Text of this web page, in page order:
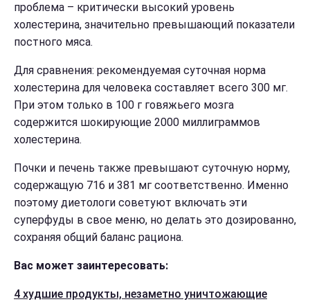
проблема – критически высокий уровень
холестерина, значительно превышающий показатели
постного мяса.
Для сравнения: рекомендуемая суточная норма
холестерина для человека составляет всего 300 мг.
При этом только в 100 г говяжьего мозга
содержится шокирующие 2000 миллиграммов
холестерина.
Почки и печень также превышают суточную норму,
содержащую 716 и 381 мг соответственно. Именно
поэтому диетологи советуют включать эти
суперфуды в свое меню, но делать это дозированно,
сохраняя общий баланс рациона.
Вас может заинтересовать:
4 худшие продукты, незаметно уничтожающие